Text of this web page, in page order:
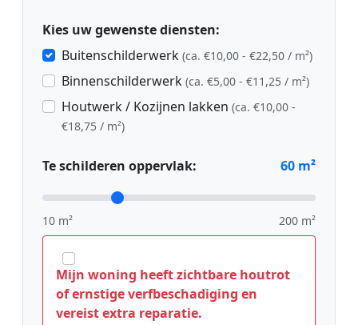
Kies uw gewenste diensten:
Buitenschilderwerk (ca. €10,00 - €22,50 / m²)
Binnenschilderwerk (ca. €5,00 - €11,25 / m²)
Houtwerk / Kozijnen lakken (ca. €10,00 -
€18,75 / m²)
Te schilderen oppervlak: 60 m²
10 m² 200 m²
Mijn woning heeft zichtbare houtrot
of ernstige verfbeschadiging en
vereist extra reparatie.